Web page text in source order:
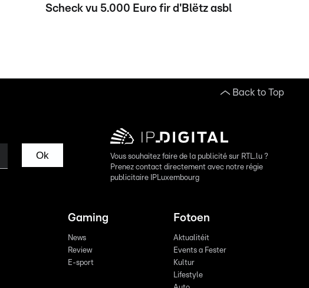
Scheck vu 5.000 Euro fir d'Blëtz asbl
Back to Top
Ok
Vous souhaitez faire de la publicité sur RTL.lu ?
Prenez contact directement avec notre régie
publicitaire IPLuxembourg
Gaming
News
Review
E-sport
Fotoen
Aktualitéit
Events a Fester
Kultur
Lifestyle